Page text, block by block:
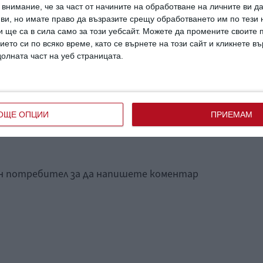
че за част от начините на обработване на личните ви
ви, но имате право да възразите срещу обработването им по тези
ще са в сила само за този уебсайт. Можете да промените своите
си по всяко време, като се върнете на този сайт и кликнете
част на уеб страницата.
ОПЦИИ ПРИЕМАМ
без
Какво означава твоето
име: Атанас
потребител за да напишете коментар